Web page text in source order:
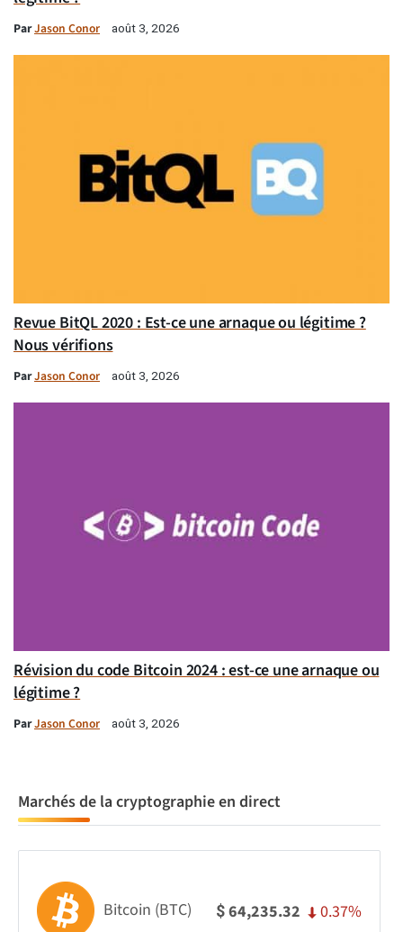
ParJason Conor août 3, 2026
Revue BitQL 2020 : Est-ce une arnaque ou légitime ?
Nous vérifions
ParJason Conor août 3, 2026
Révision du code Bitcoin 2024 : est-ce une arnaque ou
légitime ?
ParJason Conor août 3, 2026
Marchés de la cryptographie en direct
Bitcoin (BTC) $64,235.32 0.37%